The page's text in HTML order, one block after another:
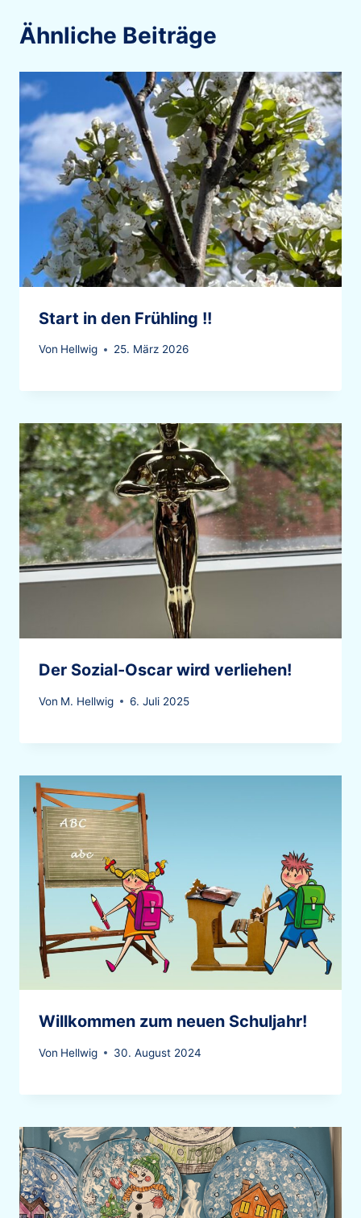
Ähnliche Beiträge
Start in den Frühling !!
Von Hellwig 25. März 2026
Der Sozial-Oscar wird verliehen!
Von M. Hellwig 6. Juli 2025
Willkommen zum neuen Schuljahr!
Von Hellwig 30. August 2024